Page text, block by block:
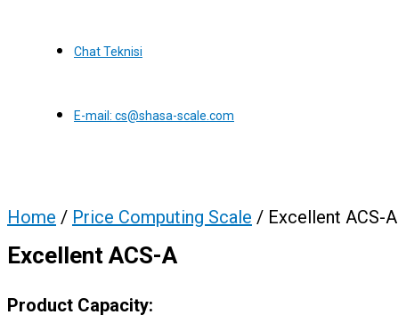
Chat Teknisi
E-mail: cs@shasa-scale.com
Home / Price Computing Scale / Excellent ACS-A
Excellent ACS-A
Product Capacity: